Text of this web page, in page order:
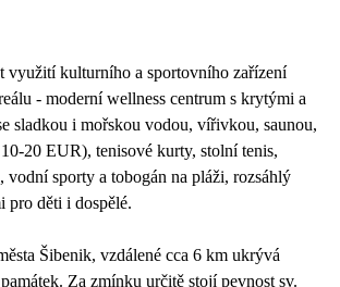
využití kulturního a sportovního zařízení
- moderní wellness centrum s krytými a
sladkou i mořskou vodou, vířivkou, saunou,
20 EUR), tenisové kurty, stolní tenis,
sporty a tobogán na pláži, rozsáhlý
pro děti i dospělé.
Šibenik, vzdálené cca 6 km ukrývá
Za zmínku určitě stojí pevnost sv.